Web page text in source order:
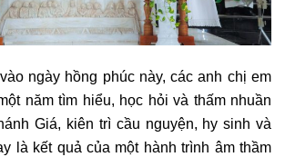
ngày hồng phúc này, các anh chị em
năm tìm hiểu, học hỏi và thấm nhuần
Giá, kiên trì cầu nguyện, hy sinh và
là kết quả của một hành trình âm thầm